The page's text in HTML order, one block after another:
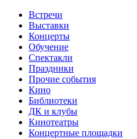
Встречи
Выставки
Концерты
Обучение
Спектакли
Праздники
Прочие события
Кино
Библиотеки
ДК и клубы
Кинотеатры
Концертные площадки